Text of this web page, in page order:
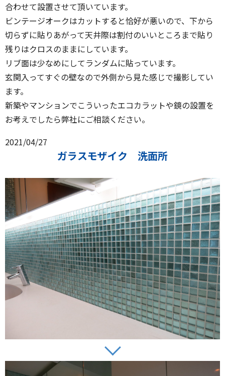
合わせて設置させて頂いています。
ビンテージオークはカットすると恰好が悪いので、下から
切らずに貼りあがって天井際は割付のいいところまで貼り
残りはクロスのままにしています。
リブ面は少なめにしてランダムに貼っています。
玄関入ってすぐの壁なので外側から見た感じで撮影してい
ます。
新築やマンションでこういったエコカラットや鏡の設置を
お考えでしたら弊社にご相談ください。
2021/04/27
ガラスモザイク 洗面所